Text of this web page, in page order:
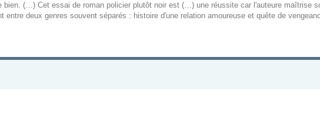
(…) Cet essai de roman policier plutôt noir est (…) une réussite car l'auteure maîtrise
entre deux genres souvent séparés : histoire d'une relation amoureuse et quête de